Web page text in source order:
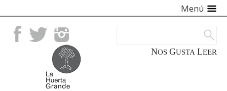
Facebook TwitterInstagram
NOS GUSTA LEER
Menú